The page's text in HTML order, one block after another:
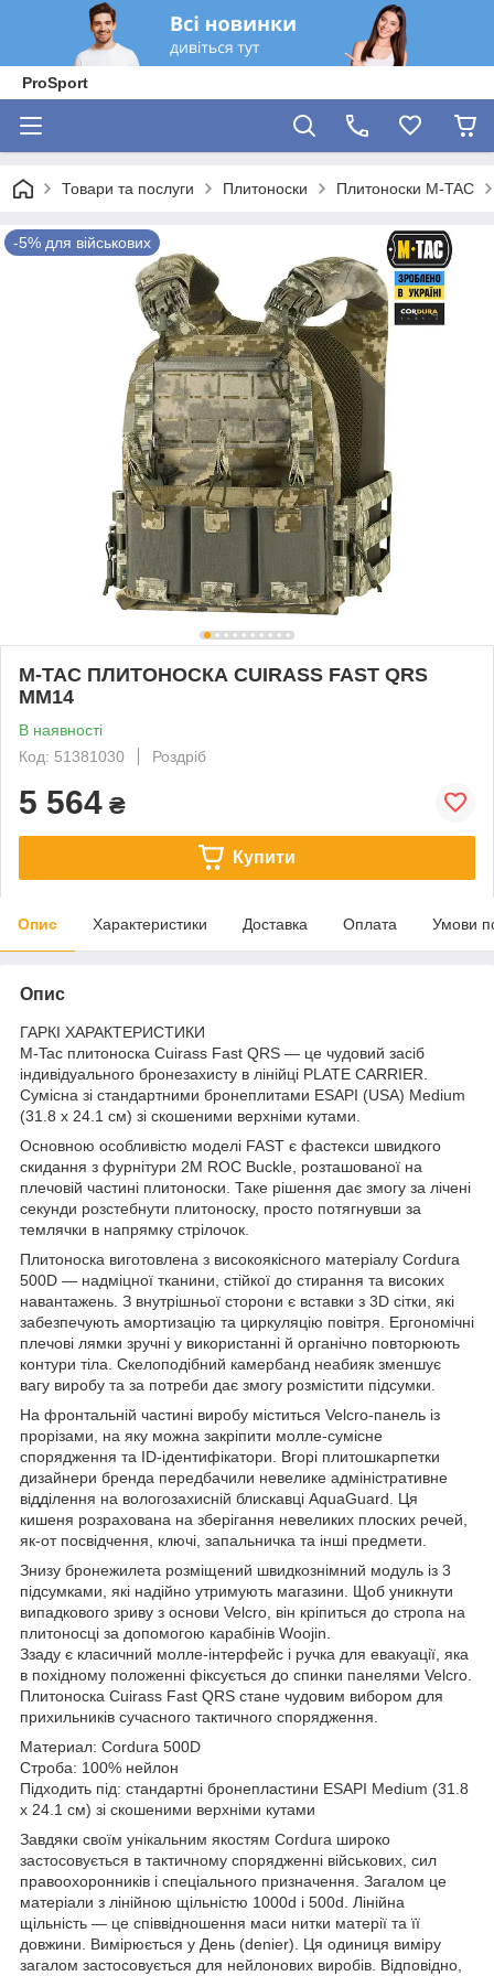
ProSport
Товари та послуги Плитоноски Плитоноски M-TAC
-5% для військових
M-TAC ПЛИТОНОСКА CUIRASS FAST QRS
MM14
В наявності
Код: 51381030
Роздріб
5 564 ₴
Купити
Опис Характеристики Доставка Оплата Умови
Опис
ГАРКІ ХАРАКТЕРИСТИКИ
M-Tac плитоноска Cuirass Fast QRS — це чудовий засіб
індивідуального бронезахисту в лінійці PLATE CARRIER.
Сумісна зі стандартними бронеплитами ESAPI (USA) Medium
(31.8 х 24.1 см) зі скошеними верхніми кутами.
Основною особливістю моделі FAST є фастекси швидкого
скидання з фурнітури 2М ROC Buckle, розташованої на
плечовій частині плитоноски. Таке рішення дає змогу за лічені
секунди розстебнути плитоноску, просто потягнувши за
темлячки в напрямку стрілочок.
Плитоноска виготовлена з високоякісного матеріалу Cordura
500D — надміцної тканини, стійкої до стирання та високих
навантажень. З внутрішньої сторони є вставки з 3D сітки, які
забезпечують амортизацію та циркуляцію повітря. Ергономічні
плечові лямки зручні у використанні й органічно повторюють
контури тіла. Скелоподібний камербанд неабияк зменшує
вагу виробу та за потреби дає змогу розмістити підсумки.
На фронтальній частині виробу міститься Velcro-панель із
прорізами, на яку можна закріпити молле-сумісне
спорядження та ID-ідентифікатори. Вгорі плитошкарпетки
дизайнери бренда передбачили невелике адміністративне
відділення на вологозахисній блискавці AquaGuard. Ця
кишеня розрахована на зберігання невеликих плоских речей,
як-от посвідчення, ключі, запальничка та інші предмети.
Знизу бронежилета розміщений швидкознімний модуль із 3
підсумками, які надійно утримують магазини. Щоб уникнути
випадкового зриву з основи Velcro, він кріпиться до стропа на
плитоносці за допомогою карабінів Woojin.
Ззаду є класичний молле-інтерфейс і ручка для евакуації, яка
в похідному положенні фіксується до спинки панелями Velcro.
Плитоноска Cuirass Fast QRS стане чудовим вибором для
прихильників сучасного тактичного спорядження.
Материал: Cordura 500D
Строба: 100% нейлон
Підходить під: стандартні бронепластини ESAPI Medium (31.8
х 24.1 см) зі скошеними верхніми кутами
Завдяки своїм унікальним якостям Cordura широко
застосовується в тактичному спорядженні військових, сил
правоохоронників і спеціального призначення. Загалом це
матеріали з лінійною щільністю 1000d і 500d. Лінійна
щільність — це співвідношення маси нитки матерії та її
довжини. Вимірюється у День (denier). Ця одиниця виміру
загалом застосовується для нейлонових виробів. Відповідно,